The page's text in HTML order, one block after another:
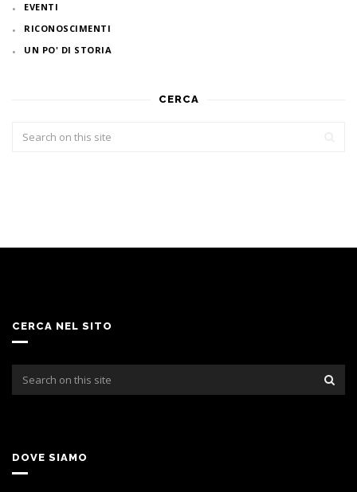
EVENTI
RICONOSCIMENTI
UN PO' DI STORIA
CERCA
CERCA NEL SITO
DOVE SIAMO